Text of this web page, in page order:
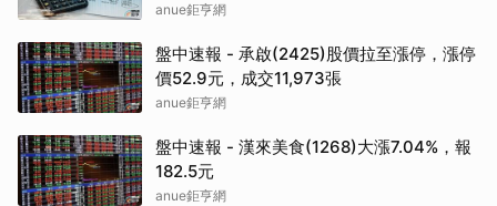
anue鉅亨網
盤中速報 - 承啟(2425)股價拉至漲停，漲停
價52.9元，成交11,973張
anue鉅亨網
盤中速報 - 漢來美食(1268)大漲7.04%，報
182.5元
anue鉅亨網